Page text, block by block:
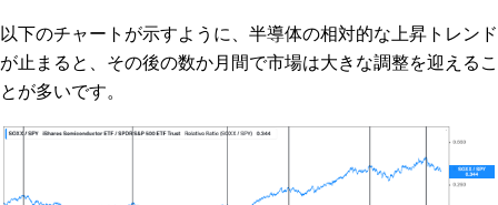
以下のチャートが示すように、半導体の相対的な上昇トレンド
が止まると、その後の数か月間で市場は大きな調整を迎えるこ
とが多いです。